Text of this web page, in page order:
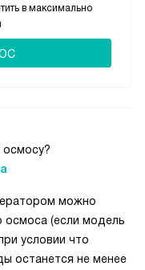
в максимально
можно
осмоса (если модель
условии что
останется не менее